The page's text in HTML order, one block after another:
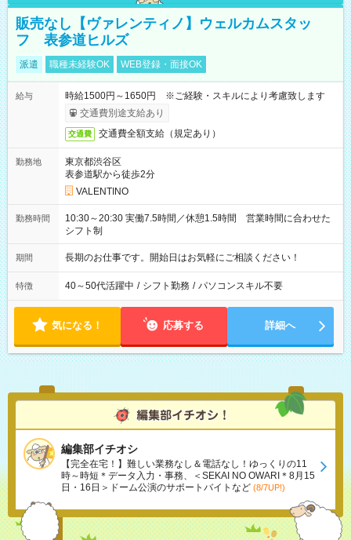
販売なし【ヴァレンティノ】ウェルカムスタッ
フ 表参道ヒルズ
派遣 職種未経験OK WEB登録・面接OK
給与
時給1500円～1650円 ※ご経験・スキルにより考慮致します
交通費別途支給あり
交通費 交通費全額支給（規定あり）
勤務地
東京都渋谷区
表参道駅から徒歩2分
VALENTINO
勤務時間
10:30～20:30 実働7.5時間／休憩1.5時間 営業時間に合わせた
シフト制
期間 長期のお仕事です。開始日はお気軽にご相談ください！
特徴 40～50代活躍中 / シフト勤務 / パソコンスキル不要
気になる！ 応募する 詳細へ
編集部イチオシ
【完全在宅！】難しい業務なし＆電話なし！ゆっくりの11
時～時短＊データ入力・事務、＜SEKAI NO OWARI＊8月15
日・16日＞ドーム公演のサポートバイトなど (8/7UP!)